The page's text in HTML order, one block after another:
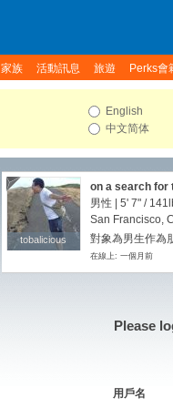
家族 活動訊息 旅遊 Perks會
English
中文简体
tobalicious
tobalicious
on a search for
男性 | 5' 7" /
San Francisco,
對象為男生作為
在線上: 一個月前
Please
用戶名